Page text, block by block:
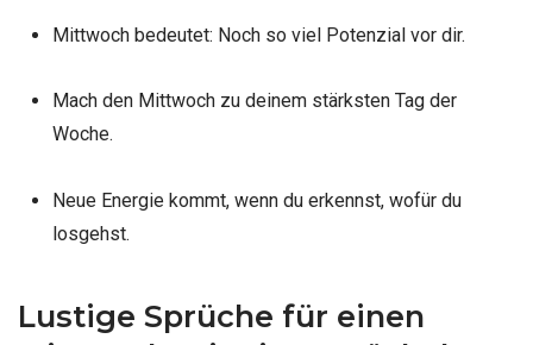
Mittwoch bedeutet: Noch so viel Potenzial vor dir.
Mach den Mittwoch zu deinem stärksten Tag der
Woche.
Neue Energie kommt, wenn du erkennst, wofür du
losgehst.
Lustige Sprüche für einen